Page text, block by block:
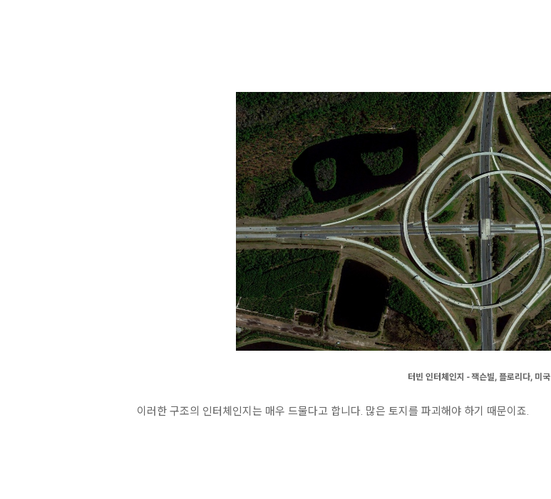
터빈 인터체인지 - 잭슨빌, 플로리다, 미국
이러한 구조의 인터체인지는 매우 드물다고 합니다. 많은 토지를 파괴해야 하기 때문이죠.